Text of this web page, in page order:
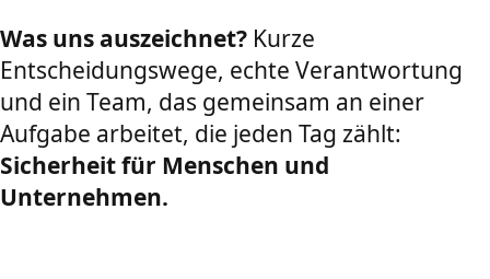
Was uns auszeichnet? Kurze
Entscheidungswege, echte Verantwortung
und ein Team, das gemeinsam an einer
Aufgabe arbeitet, die jeden Tag zählt:
Sicherheit für Menschen und
Unternehmen.